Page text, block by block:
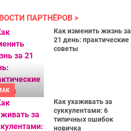
ПАРТНЁРОВ
Как изменить жизнь за
21 день: практические
советы
Как ухаживать за
суккулентами: 6
типичных ошибок
новичка